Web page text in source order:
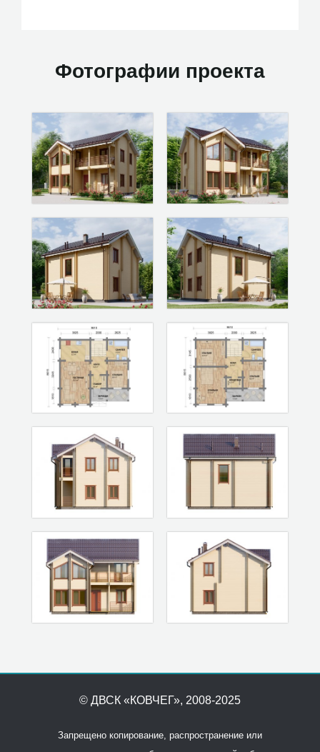
Фотографии проекта
© ДВСК «КОВЧЕГ», 2008-2025
Запрещено копирование, распространение или